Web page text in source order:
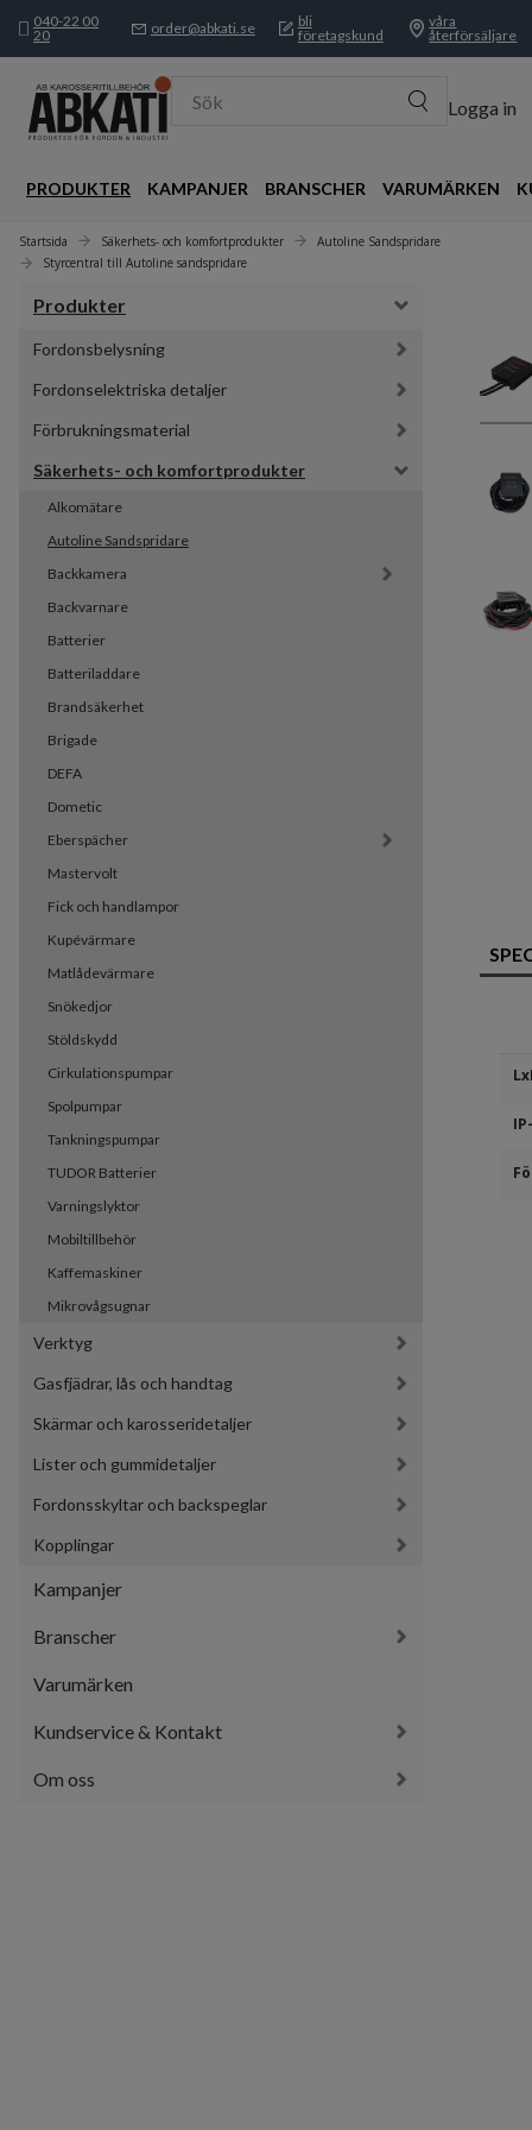
040-22 00
20
order@abkati.se
bli
företagskund
våra
återförsäljare
Sök Logga in
PRODUKTER KAMPANJER BRANSCHER VARUMÄRKEN
Startsida Säkerhets- och komfortprodukter
Autoline Sandspridare
Styrcentral till Autoline sandspridare
Produkter
Fordonsbelysning
Fordonselektriska detaljer
Förbrukningsmaterial
Säkerhets- och komfortprodukter
Alkomätare
Autoline Sandspridare
Backkamera
Backvarnare
Batterier
Batteriladdare
Brandsäkerhet
Brigade
DEFA
Dometic
Eberspächer
Mastervolt
Fick och handlampor
Kupévärmare
Matlådevärmare
Snökedjor
Stöldskydd
Cirkulationspumpar
Spolpumpar
Tankningspumpar
TUDOR Batterier
Varningslyktor
Mobiltillbehör
Kaffemaskiner
Mikrovågsugnar
Verktyg
Gasfjädrar, lås och handtag
Skärmar och karosseridetaljer
Lister och gummidetaljer
Fordonsskyltar och backspeglar
Kopplingar
Kampanjer
Branscher
Varumärken
Kundservice & Kontakt
Om oss